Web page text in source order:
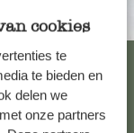
cookies
te
te bieden en
delen we
onze partners